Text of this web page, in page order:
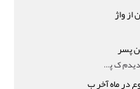
واژ
پسر
مال من ۱۶۸بود و نینی پسره تو خابم دوبار دیدم ک پسره
در ماه آخر ب